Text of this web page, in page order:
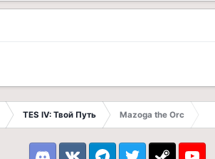
TES IV: Твой Путь Mazoga the Orc